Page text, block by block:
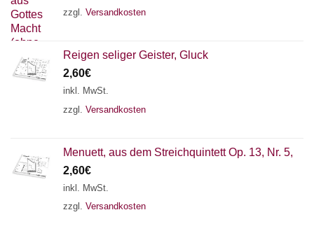
zzgl. Versandkosten
Reigen seliger Geister, Gluck
2,60€
inkl. MwSt.
zzgl. Versandkosten
Menuett, aus dem Streichquintett Op. 13, Nr. 5,
2,60€
inkl. MwSt.
zzgl. Versandkosten